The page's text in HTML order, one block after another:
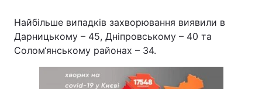
Найбільше випадків захворювання виявили в
Дарницькому – 45, Дніпровському – 40 та
Солом‘янському районах – 34.